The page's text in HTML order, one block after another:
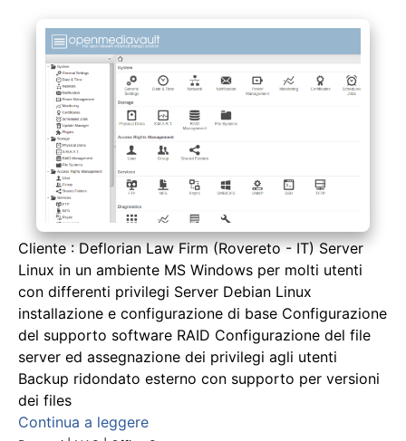
Cliente : Deflorian Law Firm (Rovereto - IT) Server
Linux in un ambiente MS Windows per molti utenti
con differenti privilegi Server Debian Linux
installazione e configurazione di base Configurazione
del supporto software RAID Configurazione del file
server ed assegnazione dei privilegi agli utenti
Backup ridondato esterno con supporto per versioni
dei files
Continua a leggere